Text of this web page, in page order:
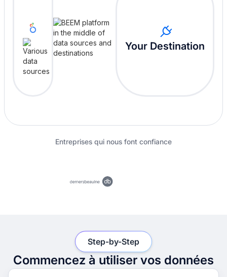
Your Destination
Entreprises qui nous font confiance
Commencez à utiliser vos données
Step-by-Step